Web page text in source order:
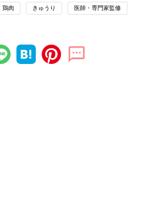
える「ゆで鶏のきゅうりソース
鶏肉 きゅうり 医師・専門家監修